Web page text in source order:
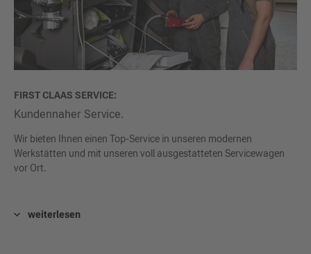
FIRST CLAAS SERVICE:
Kundennaher Service.
Wir bieten Ihnen einen Top-Service in unseren modernen
Werkstätten und mit unseren voll ausgestatteten Servicewagen
vor Ort.
weiterlesen